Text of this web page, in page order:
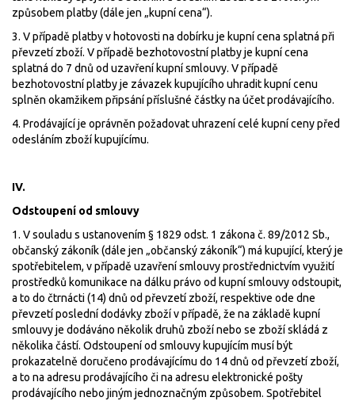
způsobem platby (dále jen „kupní cena“).
3. V případě platby v hotovosti na dobírku je kupní cena splatná při
převzetí zboží. V případě bezhotovostní platby je kupní cena
splatná do 7 dnů od uzavření kupní smlouvy. V případě
bezhotovostní platby je závazek kupujícího uhradit kupní cenu
splněn okamžikem připsání příslušné částky na účet prodávajícího.
4. Prodávající je oprávněn požadovat uhrazení celé kupní ceny před
odesláním zboží kupujícímu.
IV.
Odstoupení od smlouvy
1. V souladu s ustanovením § 1829 odst. 1 zákona č. 89/2012 Sb.,
občanský zákoník (dále jen „občanský zákoník“) má kupující, který je
spotřebitelem, v případě uzavření smlouvy prostřednictvím využití
prostředků komunikace na dálku právo od kupní smlouvy odstoupit,
a to do čtrnácti (14) dnů od převzetí zboží, respektive ode dne
převzetí poslední dodávky zboží v případě, že na základě kupní
smlouvy je dodáváno několik druhů zboží nebo se zboží skládá z
několika částí. Odstoupení od smlouvy kupujícím musí být
prokazatelně doručeno prodávajícímu do 14 dnů od převzetí zboží,
a to na adresu prodávajícího či na adresu elektronické pošty
prodávajícího nebo jiným jednoznačným způsobem. Spotřebitel